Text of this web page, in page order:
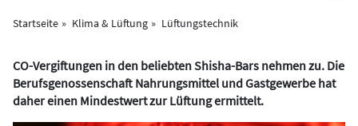
Startseite Klima & Lüftung Lüftungstechnik
CO-Vergiftungen in den beliebten Shisha-Bars nehmen zu. Die
Berufsgenossenschaft Nahrungsmittel und Gastgewerbe hat
daher einen Mindestwert zur Lüftung ermittelt.